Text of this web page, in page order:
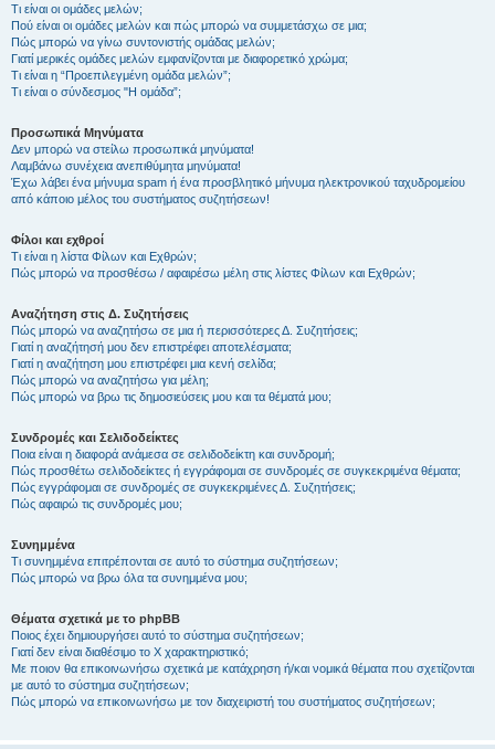
Τι είναι οι ομάδες μελών;
Πού είναι οι ομάδες μελών και πώς μπορώ να συμμετάσχω σε μια;
Πώς μπορώ να γίνω συντονιστής ομάδας μελών;
Γιατί μερικές ομάδες μελών εμφανίζονται με διαφορετικό χρώμα;
Τι είναι η “Προεπιλεγμένη ομάδα μελών”;
Τι είναι ο σύνδεσμος "Η ομάδα”;
Προσωπικά Μηνύματα
Δεν μπορώ να στείλω προσωπικά μηνύματα!
Λαμβάνω συνέχεια ανεπιθύμητα μηνύματα!
Έχω λάβει ένα μήνυμα spam ή ένα προσβλητικό μήνυμα ηλεκτρονικού ταχυδρομείου
από κάποιο μέλος του συστήματος συζητήσεων!
Φίλοι και εχθροί
Τι είναι η λίστα Φίλων και Εχθρών;
Πώς μπορώ να προσθέσω / αφαιρέσω μέλη στις λίστες Φίλων και Εχθρών;
Αναζήτηση στις Δ. Συζητήσεις
Πώς μπορώ να αναζητήσω σε μια ή περισσότερες Δ. Συζητήσεις;
Γιατί η αναζήτησή μου δεν επιστρέφει αποτελέσματα;
Γιατί η αναζήτηση μου επιστρέφει μια κενή σελίδα;
Πώς μπορώ να αναζητήσω για μέλη;
Πώς μπορώ να βρω τις δημοσιεύσεις μου και τα θέματά μου;
Συνδρομές και Σελιδοδείκτες
Ποια είναι η διαφορά ανάμεσα σε σελιδοδείκτη και συνδρομή;
Πώς προσθέτω σελιδοδείκτες ή εγγράφομαι σε συνδρομές σε συγκεκριμένα θέματα;
Πώς εγγράφομαι σε συνδρομές σε συγκεκριμένες Δ. Συζητήσεις;
Πώς αφαιρώ τις συνδρομές μου;
Συνημμένα
Τι συνημμένα επιτρέπονται σε αυτό το σύστημα συζητήσεων;
Πώς μπορώ να βρω όλα τα συνημμένα μου;
Θέματα σχετικά με το phpBB
Ποιος έχει δημιουργήσει αυτό το σύστημα συζητήσεων;
Γιατί δεν είναι διαθέσιμο το Χ χαρακτηριστικό;
Με ποιον θα επικοινωνήσω σχετικά με κατάχρηση ή/και νομικά θέματα που σχετίζονται
με αυτό το σύστημα συζητήσεων;
Πώς μπορώ να επικοινωνήσω με τον διαχειριστή του συστήματος συζητήσεων;